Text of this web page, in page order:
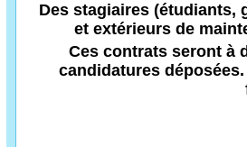
Des stagiaires (étudiants,
et extérieurs de
Ces contrats seront à
candidatures